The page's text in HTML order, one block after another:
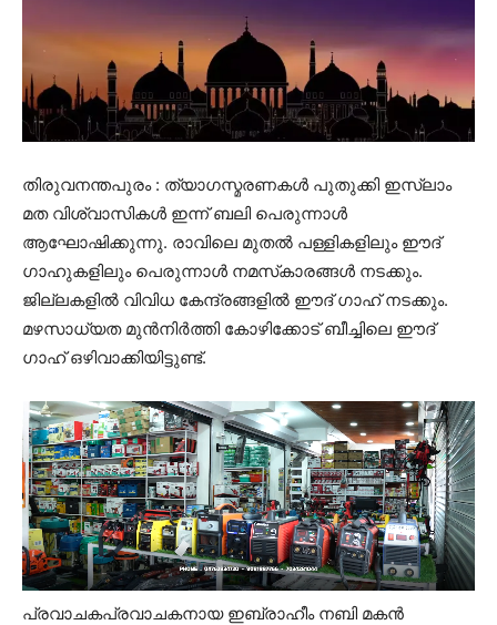
തിരുവനന്തപുരം : ത്യാഗസ്മരണകൾ പുതുക്കി ഇസ്ലാം
മത വിശ്വാസികൾ ഇന്ന് ബലി പെരുന്നാൾ
ആഘോഷിക്കുന്നു. രാവിലെ മുതൽ പള്ളികളിലും ഈദ്
ഗാഹുകളിലും പെരുന്നാൾ നമസ്‌കാരങ്ങൾ നടക്കും.
ജില്ലകളിൽ വിവിധ കേന്ദ്രങ്ങളിൽ ഈദ് ഗാഹ് നടക്കും.
മഴസാധ്യത മുൻനിർത്തി കോഴിക്കോട് ബീച്ചിലെ ഈദ് ​
ഗാഹ് ഒഴിവാക്കിയിട്ടുണ്ട്.
പ്രവാചകപ്രവാചകനായ ഇബ്രാഹീം നബി മകൻ